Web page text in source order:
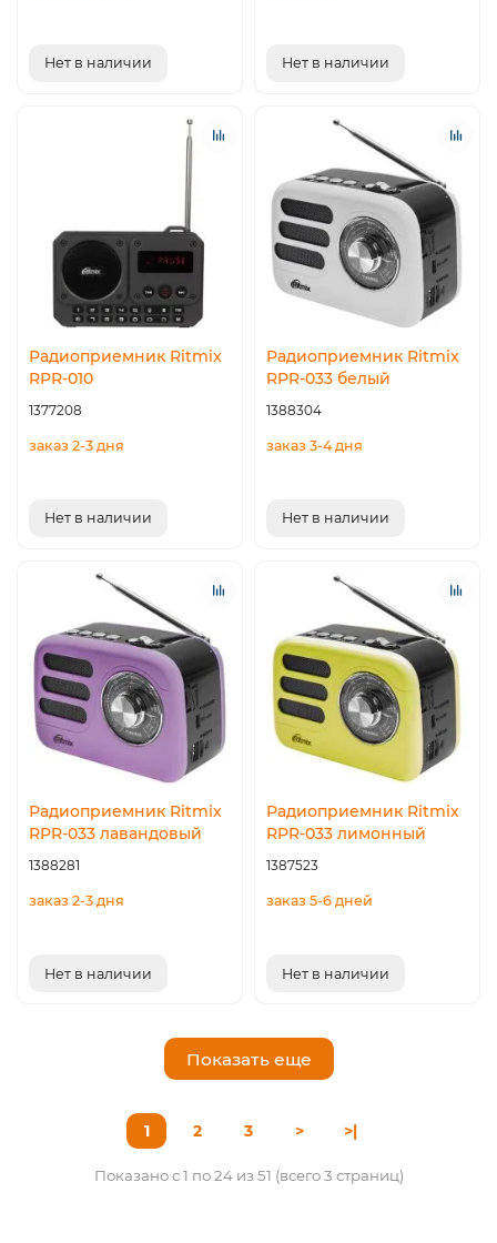
Нет в наличии Нет в наличии
Радиоприемник Ritmix
RPR-010
1377208
заказ 2-3 дня
Нет в наличии
Радиоприемник Ritmix
RPR-033 белый
1388304
заказ 3-4 дня
Нет в наличии
Радиоприемник Ritmix
RPR-033 лавандовый
1388281
заказ 2-3 дня
Нет в наличии
Радиоприемник Ritmix
RPR-033 лимонный
1387523
заказ 5-6 дней
Нет в наличии
Показать еще
1 2 3 > >|
Показано с 1 по 24 из 51 (всего 3 страниц)